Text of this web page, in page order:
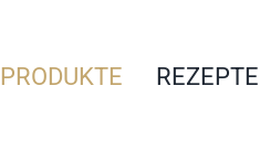
PRODUKTE REZEPTE